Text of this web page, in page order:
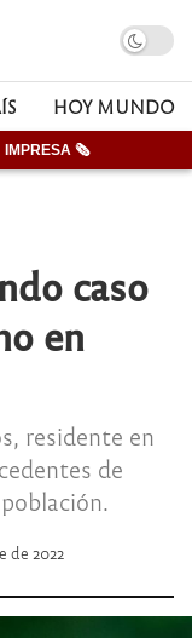
HOY MUNDO
IMPRESA 🗞
caso
en
residente en
de
de 2022